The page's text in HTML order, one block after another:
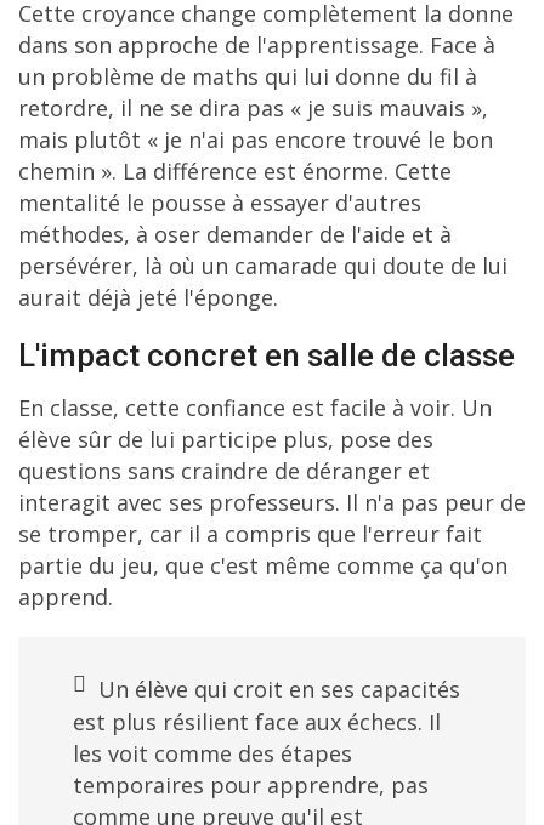
Cette croyance change complètement la donne
dans son approche de l'apprentissage. Face à
un problème de maths qui lui donne du fil à
retordre, il ne se dira pas « je suis mauvais »,
mais plutôt « je n'ai pas encore trouvé le bon
chemin ». La différence est énorme. Cette
mentalité le pousse à essayer d'autres
méthodes, à oser demander de l'aide et à
persévérer, là où un camarade qui doute de lui
aurait déjà jeté l'éponge.
L'impact concret en salle de classe
En classe, cette confiance est facile à voir. Un
élève sûr de lui participe plus, pose des
questions sans craindre de déranger et
interagit avec ses professeurs. Il n'a pas peur de
se tromper, car il a compris que l'erreur fait
partie du jeu, que c'est même comme ça qu'on
apprend.
Un élève qui croit en ses capacités
est plus résilient face aux échecs. Il
les voit comme des étapes
temporaires pour apprendre, pas
comme une preuve qu'il est